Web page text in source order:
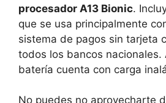
procesador A13 Bionic.
que se usa principalmente
sistema de pagos sin tarjeta
todos los bancos nacionales.
batería cuenta con carga
No puedes no aprovecharte